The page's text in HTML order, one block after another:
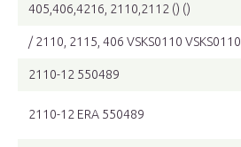
405,406,4216, 2110,2112 () ()
/ 2110, 2115, 406 VSKS0110 VSKS0110
2110-12 550489
2110-12 ERA 550489